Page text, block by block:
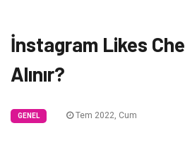
İnstagram Likes
Alınır?
GENEL Tem 2022, Cum